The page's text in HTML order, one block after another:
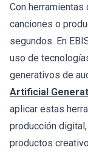
Con
canciones o
segundos. En
uso de
generativos de
Artificial
aplicar estas
producción
productos